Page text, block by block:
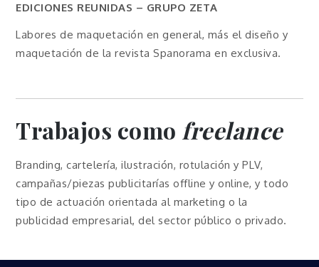
EDICIONES REUNIDAS – GRUPO ZETA
Labores de maquetación en general, más el diseño y
maquetación de la revista Spanorama en exclusiva.
Trabajos como freelance
Branding, cartelería, ilustración, rotulación y PLV,
campañas/piezas publicitarías offline y online, y todo
tipo de actuación orientada al marketing o la
publicidad empresarial, del sector público o privado.